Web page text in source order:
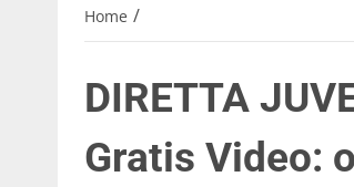
Home /
DIRETTA
Gratis Video: